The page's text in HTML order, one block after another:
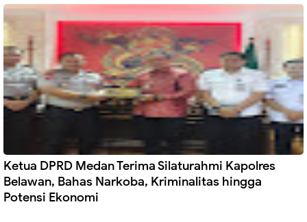
Ketua DPRD Medan Terima Silaturahmi Kapolres
Belawan, Bahas Narkoba, Kriminalitas hingga
Potensi Ekonomi